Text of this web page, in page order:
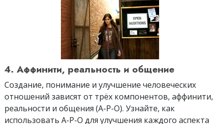
4. Аффинити, реальность и общение
Создание, понимание и улучшение человеческих
отношений зависят от трёх компонентов, аффинити,
реальности и общения (А-Р-О). Узнайте, как
использовать А-Р-О для улучшения каждого аспекта